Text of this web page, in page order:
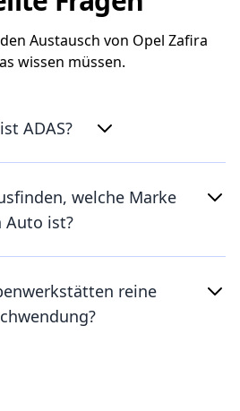
Austausch von Opel Zafira
wissen müssen.
ADAS?
welche Marke
Auto ist?
reine